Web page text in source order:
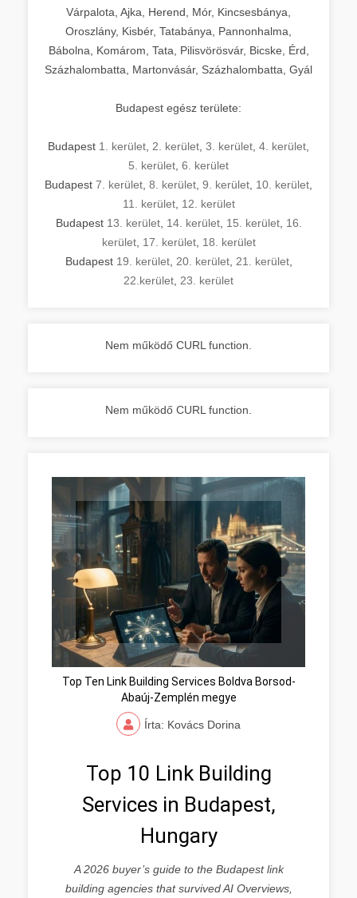
Várpalota, Ajka, Herend, Mór, Kincsesbánya,
Oroszlány, Kisbér, Tatabánya, Pannonhalma,
Bábolna, Komárom, Tata, Pilisvörösvár, Bicske, Érd,
Százhalombatta, Martonvásár, Százhalombatta, Gyál
Budapest egész területe:
Budapest 1. kerület 2. kerület 3. kerület 4. kerület
5. kerület 6. kerület
Budapest 7. kerület 8. kerület 9. kerület 10. kerület
11. kerület, 12. kerület
Budapest 13. kerület, 14. kerület, 15. kerület, 16.
kerület, 17. kerület, 18. kerület
Budapest 19. kerület, 20. kerület, 21. kerület,
22.kerület 23. kerület
Nem működő CURL function.
Nem működő CURL function.
Top Ten Link Building Services Boldva Borsod-
Abaúj-Zemplén megye
Írta: Kovács Dorina
Top 10 Link Building
Services in Budapest,
Hungary
A 2026 buyer’s guide to the Budapest link
building agencies that survived AI Overviews,